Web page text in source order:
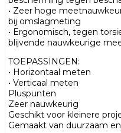
• Zeer hoge
bij omslagmeting
• Ergonomisch, tegen
blijvende nauwkeurige
TOEPASSINGEN:
• Horizontaal meten
• Verticaal meten
Pluspunten
Zeer nauwkeurig
Geschikt voor kleinere
Gemaakt van duurzaam